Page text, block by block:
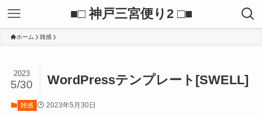
■□ 神戸三宮便り2 □■
ホーム 雑感
WordPressテンプレート[SWELL]
2023
5/30
雑感 2023年5月30日